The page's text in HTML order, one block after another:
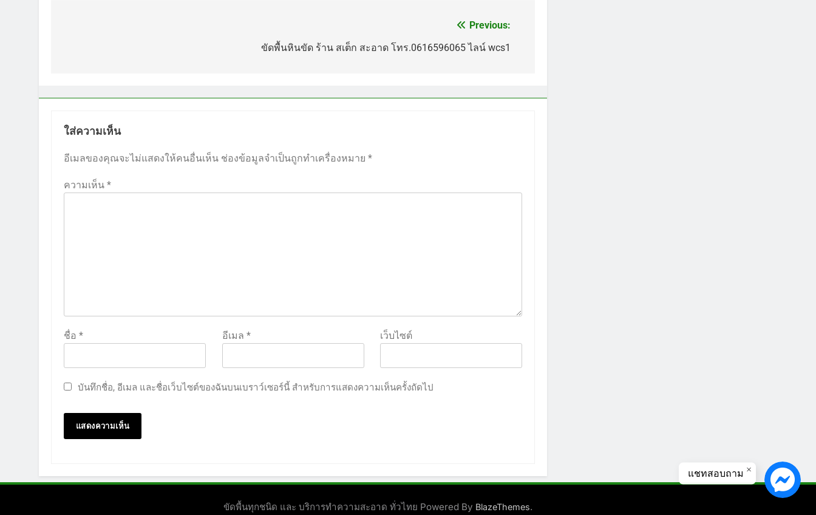
Previous:
ขัดพื้นหินขัด ร้าน สเต็ก สะอาด โทร.0616596065 ไลน์ wcs1
ใส่ความเห็น
อีเมลของคุณจะไม่แสดงให้คนอื่นเห็น ช่องข้อมูลจำเป็นถูกทำเครื่องหมาย *
ความเห็น *
ชื่อ * อีเมล * เว็บไซต์
บันทึกชื่อ, อีเมล และชื่อเว็บไซต์ของฉันบนเบราว์เซอร์นี้ สำหรับการแสดงความเห็นครั้งถัดไป
ขัดพื้นทุกชนิด และ บริการทำความสะอาด ทั่วไทย Powered By BlazeThemes.
แชทสอบถาม